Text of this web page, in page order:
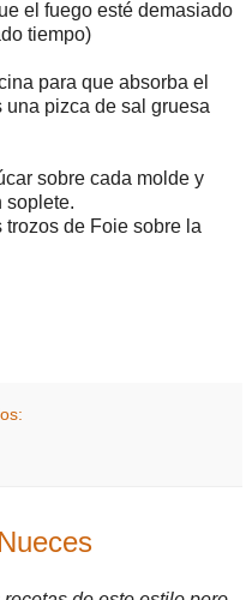
el fuego esté demasiado
tiempo)
para que absorba el
pizca de sal gruesa
sobre cada molde y
soplete.
trozos de Foie sobre la